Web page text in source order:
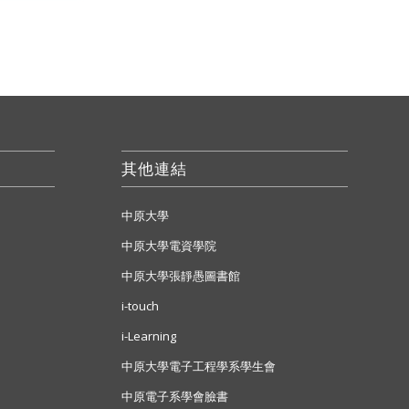
其他連結
中原大學
中原大學電資學院
中原大學張靜愚圖書館
i-touch
i-Learning
中原大學電子工程學系學生會
中原電子系學會臉書